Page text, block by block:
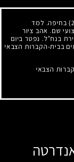
בחיפה. למד
שם. אהב ציור
בנח"ל. נפטר ביום
בבית-הקברות הצבאי
הצבאי